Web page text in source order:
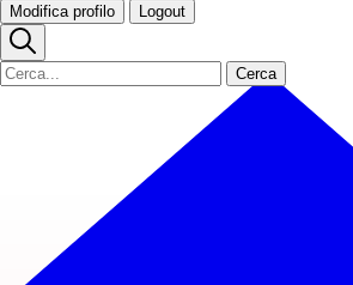
Modifica profilo Logout
Cerca